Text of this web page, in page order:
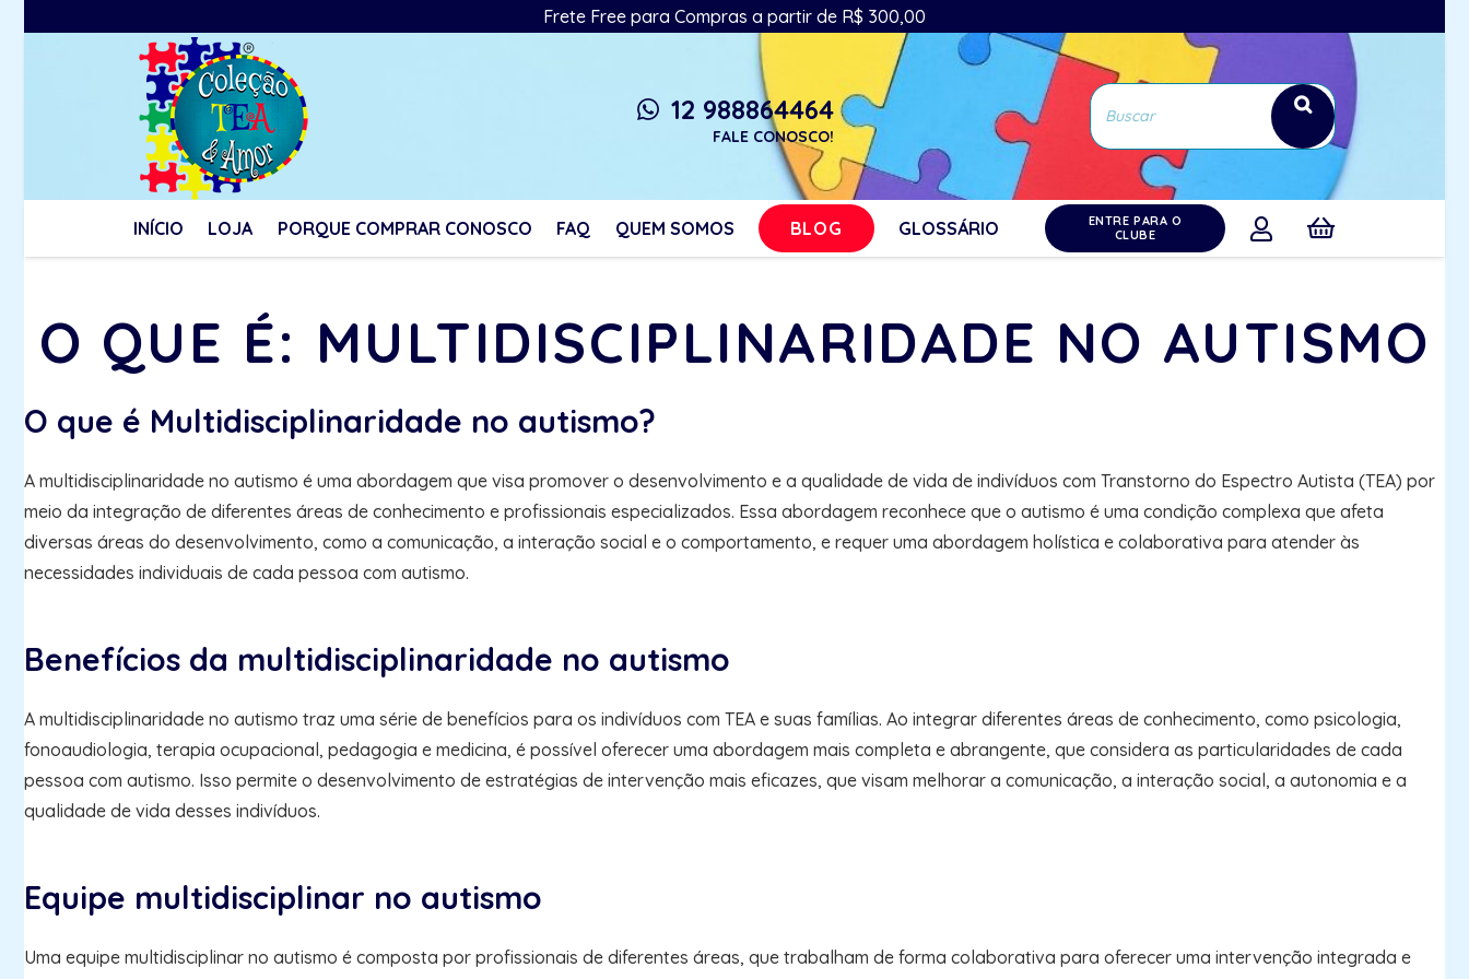
Frete Free para Compras a partir de R$ 300,00
whatsapp 12 988864464
FALE CONOSCO!
INÍCIO LOJA PORQUE COMPRAR CONOSCO FAQ QUEM SOMOS BLOG GLOSSÁRIO
ENTRE PARA O
CLUBE
O QUE É: MULTIDISCIPLINARIDADE NO AUTISMO
O que é Multidisciplinaridade no autismo?
A multidisciplinaridade no autismo é uma abordagem que visa promover o desenvolvimento e a qualidade de vida de indivíduos com Transtorno do Espectro Autista (TEA) por
meio da integração de diferentes áreas de conhecimento e profissionais especializados. Essa abordagem reconhece que o autismo é uma condição complexa que afeta
diversas áreas do desenvolvimento, como a comunicação, a interação social e o comportamento, e requer uma abordagem holística e colaborativa para atender às
necessidades individuais de cada pessoa com autismo.
Benefícios da multidisciplinaridade no autismo
A multidisciplinaridade no autismo traz uma série de benefícios para os indivíduos com TEA e suas famílias. Ao integrar diferentes áreas de conhecimento, como psicologia,
fonoaudiologia, terapia ocupacional, pedagogia e medicina, é possível oferecer uma abordagem mais completa e abrangente, que considera as particularidades de cada
pessoa com autismo. Isso permite o desenvolvimento de estratégias de intervenção mais eficazes, que visam melhorar a comunicação, a interação social, a autonomia e a
qualidade de vida desses indivíduos.
Equipe multidisciplinar no autismo
Uma equipe multidisciplinar no autismo é composta por profissionais de diferentes áreas, que trabalham de forma colaborativa para oferecer uma intervenção integrada e